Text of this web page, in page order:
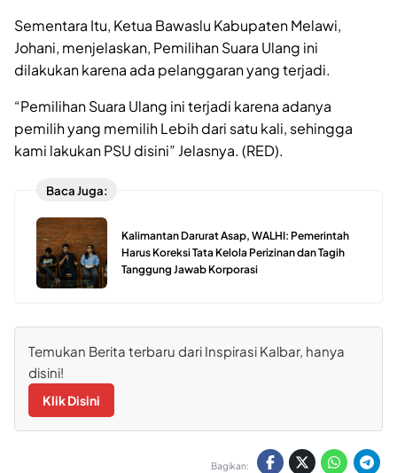
Sementara Itu, Ketua Bawaslu Kabupaten Melawi,
Johani, menjelaskan, Pemilihan Suara Ulang ini
dilakukan karena ada pelanggaran yang terjadi.
“Pemilihan Suara Ulang ini terjadi karena adanya
pemilih yang memilih Lebih dari satu kali, sehingga
kami lakukan PSU disini” Jelasnya. (RED).
Baca Juga:
Kalimantan Darurat Asap, WALHI: Pemerintah
Harus Koreksi Tata Kelola Perizinan dan Tagih
Tanggung Jawab Korporasi
Temukan Berita terbaru dari Inspirasi Kalbar, hanya
disini!
Klik Disini
Bagikan: